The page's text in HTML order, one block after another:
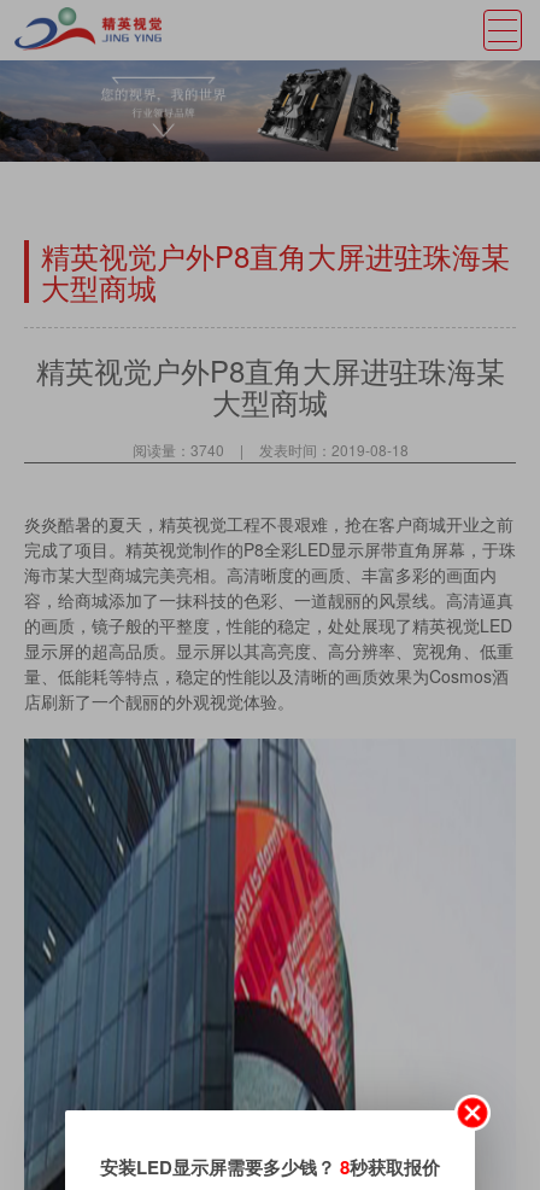
精英视觉户外P8直角大屏进驻珠海某
大型商城
精英视觉户外P8直角大屏进驻珠海某
大型商城
阅读量：3740 | 发表时间：2019-08-18
炎炎酷暑的夏天，精英视觉工程不畏艰难，抢在客户商城开业之前
完成了项目。精英视觉制作的P8全彩LED显示屏带直角屏幕，于珠
海市某大型商城完美亮相。高清晰度的画质、丰富多彩的画面内
容，给商城添加了一抹科技的色彩、一道靓丽的风景线。高清逼真
的画质，镜子般的平整度，性能的稳定，处处展现了精英视觉LED
显示屏的超高品质。显示屏以其高亮度、高分辨率、宽视角、低重
量、低能耗等特点，稳定的性能以及清晰的画质效果为Cosmos酒
店刷新了一个靓丽的外观视觉体验。
安装LED显示屏需要多少钱？ 8秒获取报价